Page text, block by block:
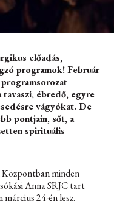
előadás,
programok! Február
tavaszi, ébredő, egyre
vágyókat. De
pontjain, sőt, a
spirituális
minden
Anna SRJC tart
24-én lesz.